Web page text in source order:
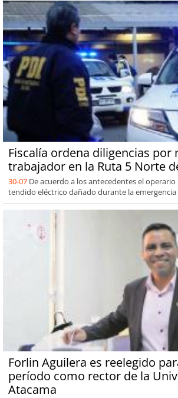
Fiscalía ordena diligencias por
trabajador en la Ruta 5 Norte
30-07 De acuerdo a los antecedentes el
tendido eléctrico dañado durante la emergencia
Forlin Aguilera es reelegido
período como rector de la
Atacama